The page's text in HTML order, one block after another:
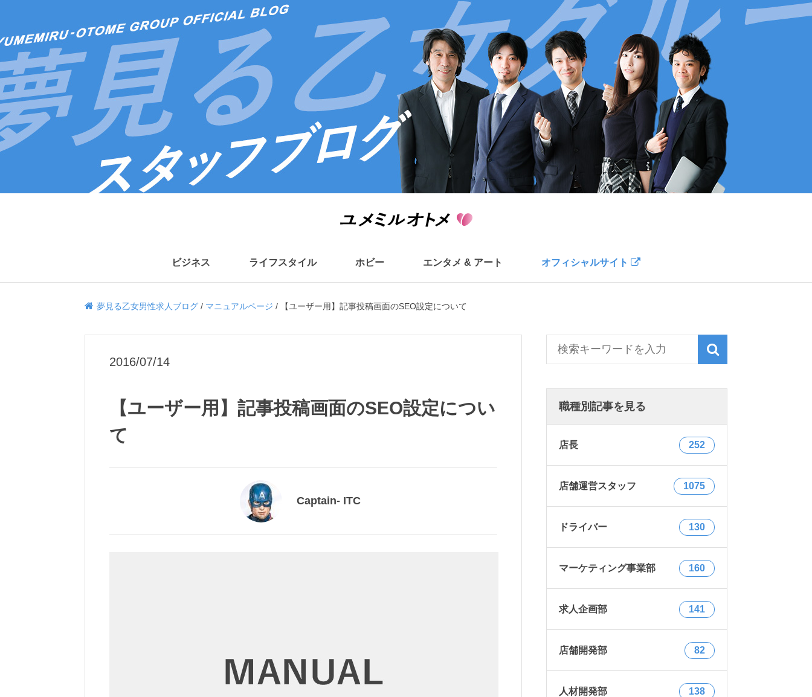
ビジネス ライフスタイル ホビー エンタメ & アート オフィシャルサイト
夢見る乙女男性求人ブログ/ マニュアルページ / 【ユーザー用】記事投稿画面のSEO設定について
2016/07/14
【ユーザー用】記事投稿画面のSEO設定につい
て
Captain- ITC
職種別記事を見る
店長 252
店舗運営スタッフ 1075
ドライバー 130
マーケティング事業部 160
求人企画部 141
店舗開発部 82
人材開発部 138